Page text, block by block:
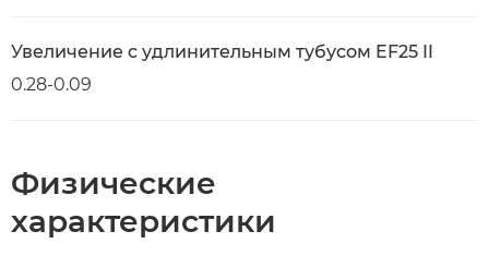
Увеличение с удлинительным тубусом EF25 II
0.28-0.09
Физические
характеристики